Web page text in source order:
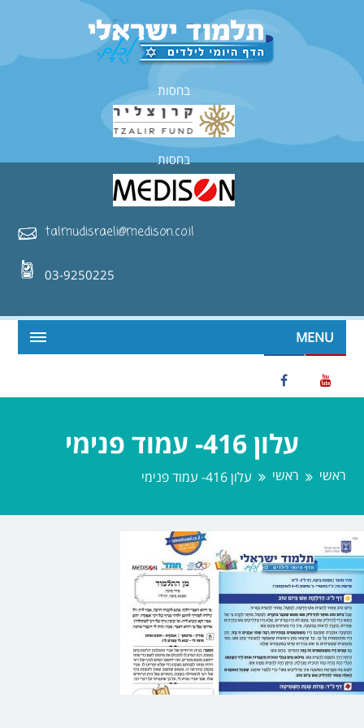
בחסות
בחסות
talmudisraeli@medison.co.il
03-9250225
MENU
עלון 416- עמוד פנימי
ראשי ראשי עלון 416- עמוד פנימי